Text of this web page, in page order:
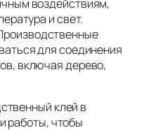
воздействиям,
и свет.
для соединения
включая дерево,
клей в
работы, чтобы